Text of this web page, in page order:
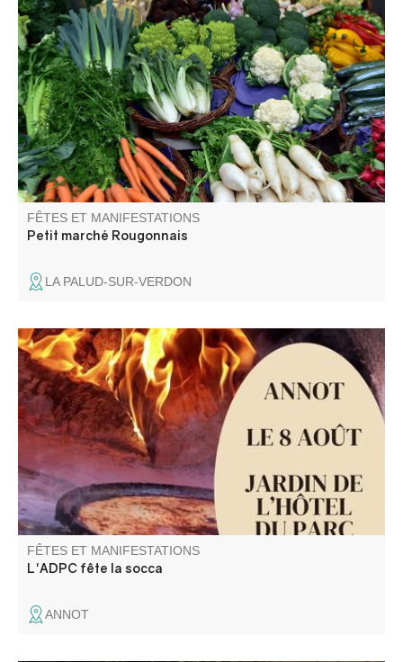
Venez découvrir les saveurs de notre terroir !
FÊTES ET MANIFESTATIONS
Petit marché Rougonnais
LA PALUD-SUR-VERDON
L'association de la Défense du Patrimoine Culturel
d'Annot propose une soirée dégustation de la
traditionnelle socca, cuite au feu de bois.
FÊTES ET MANIFESTATIONS
L'ADPC fête la socca
ANNOT